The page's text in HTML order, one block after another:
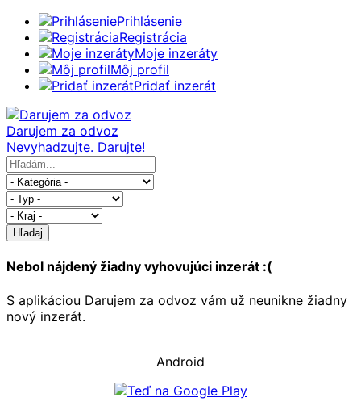
Prihlásenie
Registrácia
Moje inzeráty
Môj profil
Pridať inzerát
Darujem za odvoz
Nevyhadzujte. Darujte!
Hľadaj
Nebol nájdený žiadny vyhovujúci inzerát :(
S aplikáciou Darujem za odvoz vám už neunikne žiadny
nový inzerát.
Android